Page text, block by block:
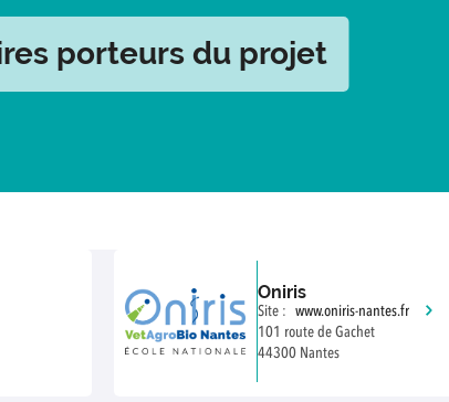
porteurs du projet
Oniris
Site :
www.oniris-nantes.fr
101 route de Gachet
44300 Nantes